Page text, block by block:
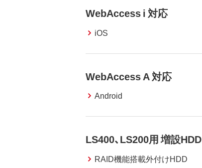
WebAccess i 対応
iOS
WebAccess A 対応
Android
LS400、LS200用 増設HDD
RAID機能搭載外付けHDD